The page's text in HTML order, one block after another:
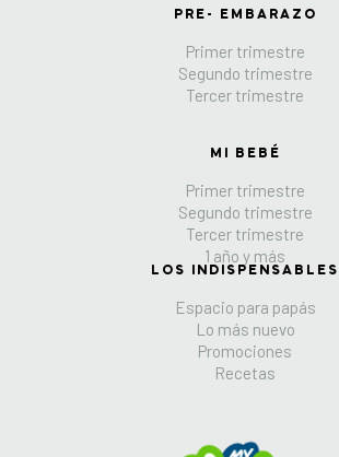
PRE- EMBARAZO
Primer trimestre
Segundo trimestre
Tercer trimestre
MI BEBÉ
Primer trimestre
Segundo trimestre
Tercer trimestre
1 año y más
LOS INDISPENSABLES
Espacio para papás
Lo más nuevo
Promociones
Recetas